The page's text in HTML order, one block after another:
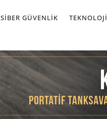
SIBER GÜVENLIK TEKNOLOJI